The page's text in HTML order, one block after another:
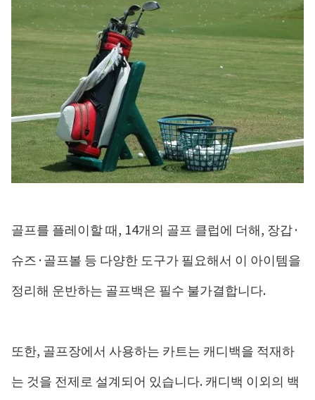
골프를 플레이할 때, 14개의 골프 클럽에 더해, 장갑·
슈즈·골프볼 등 다양한 도구가 필요해서 이 아이템을
정리해 운반하는 골프백은 필수 불가결합니다.
또한, 골프장에서 사용하는 카트는 캐디백을 적재하
는 것을 전제로 설계되어 있습니다. 캐디백 이외의 백